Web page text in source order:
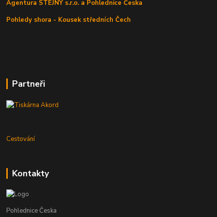
Agentura STEJNÝ s.r.o. a Pohlednice Česka
Pohledy shora - Kousek středních Čech
Partneři
Cestování
Kontakty
Pohlednice Česka